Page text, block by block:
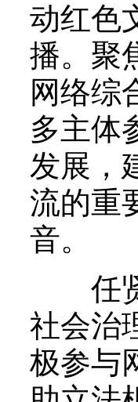
动红色
播。聚
网络综
多主体
发展，
流的重
音。
任贤
社会治
极参与